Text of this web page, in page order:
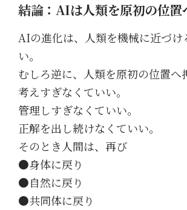
結論：AIは人類を原初の位置
AIの進化は、人類を機械に近づけ
い。
むしろ逆に、人類を原初の位置へ
考えすぎなくていい。
管理しすぎなくていい。
正解を出し続けなくていい。
そのとき人間は、再び
●身体に戻り
●自然に戻り
●共同体に戻り